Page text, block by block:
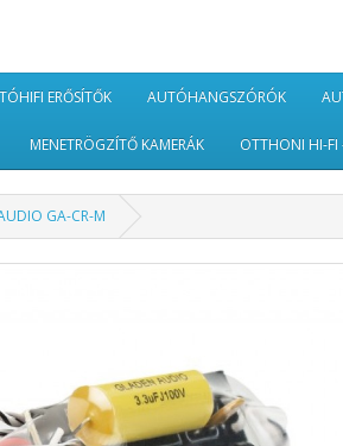
ERŐSÍTŐK AUTÓHANGSZÓRÓK
MENETRÖGZÍTŐ KAMERÁK OTTHONI HI-
GA-CR-M